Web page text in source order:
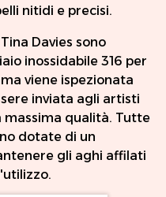
nitidi e precisi.
Davies sono
inossidabile 316 per
viene ispezionata
inviata agli artisti
massima qualità. Tutte
dotate di un
gli aghi affilati